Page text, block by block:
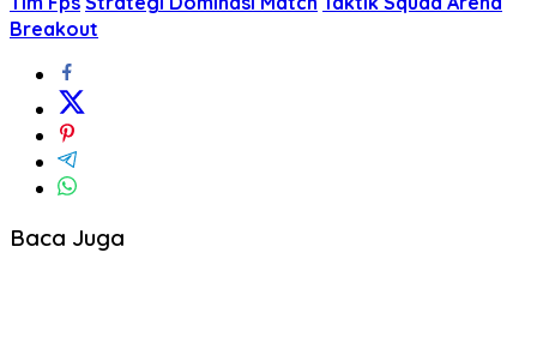
Breakout
Baca Juga